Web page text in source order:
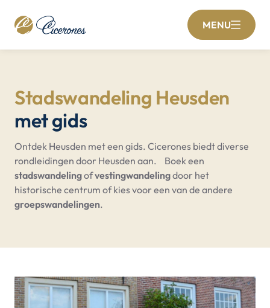
MENU
Stadswandeling Heusden
met gids
Ontdek Heusden met een gids. Cicerones biedt diverse
rondleidingen door Heusden aan. Boek een
stadswandelingofvestingwandelingdoor het
historische centrum of kies voor een van de andere
groepswandelingen.